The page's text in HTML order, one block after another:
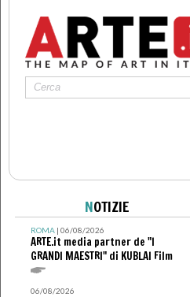
NOTIZIE
ROMA| 06/08/2026
ARTE.it media partner de "I
GRANDI MAESTRI" di KUBLAI Film
06/08/2026